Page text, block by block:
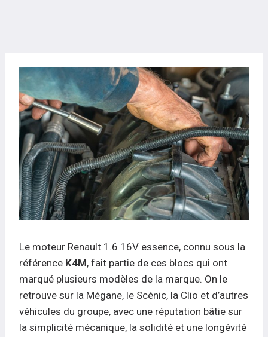
Le moteur Renault 1.6 16V essence, connu sous la
référence K4M, fait partie de ces blocs qui ont
marqué plusieurs modèles de la marque. On le
retrouve sur la Mégane, le Scénic, la Clio et d’autres
véhicules du groupe, avec une réputation bâtie sur
la simplicité mécanique, la solidité et une longévité